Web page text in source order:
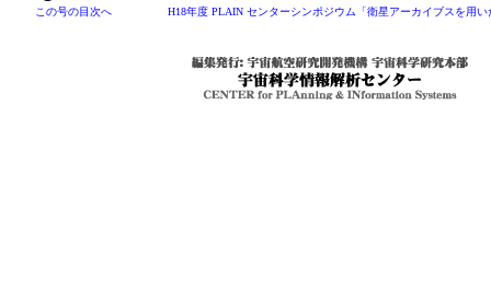
この号の目次へ H18年度 PLAIN センターシンポジウム「衛星アーカイブスを用